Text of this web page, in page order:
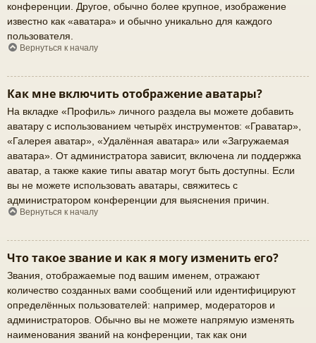
конференции. Другое, обычно более крупное, изображение
известно как «аватара» и обычно уникально для каждого
пользователя.
Вернуться к началу
Как мне включить отображение аватары?
На вкладке «Профиль» личного раздела вы можете добавить
аватару с использованием четырёх инструментов: «Граватар»,
«Галерея аватар», «Удалённая аватара» или «Загружаемая
аватара». От администратора зависит, включена ли поддержка
аватар, а также какие типы аватар могут быть доступны. Если
вы не можете использовать аватары, свяжитесь с
администратором конференции для выяснения причин.
Вернуться к началу
Что такое звание и как я могу изменить его?
Звания, отображаемые под вашим именем, отражают
количество созданных вами сообщений или идентифицируют
определённых пользователей: например, модераторов и
администраторов. Обычно вы не можете напрямую изменять
наименования званий на конференции, так как они